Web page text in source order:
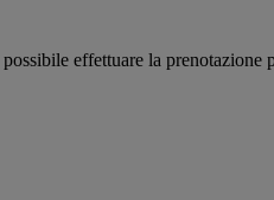
effettuare la prenotazione